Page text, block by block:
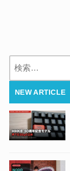
NEW ARTICLE